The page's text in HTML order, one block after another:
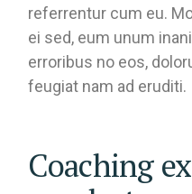
referrentur cum eu.
ei sed, eum unum
erroribus no eos,
feugiat nam ad eruditi.
Coaching